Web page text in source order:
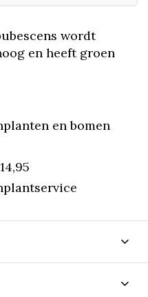
wordt
en heeft groen
en bomen